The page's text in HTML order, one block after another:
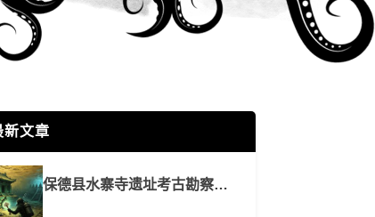
新文章
保德县水寨寺遗址考古勘察工作报告